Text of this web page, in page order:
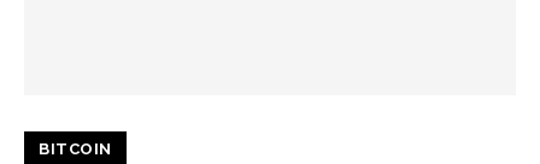
BITCOIN